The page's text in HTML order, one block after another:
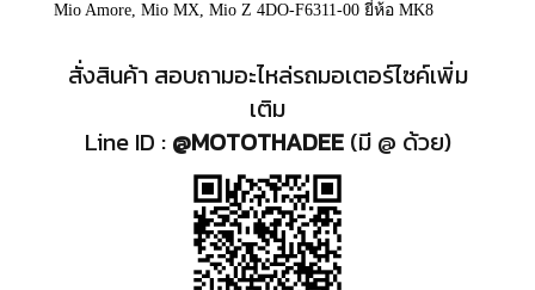
Mio Amore, Mio MX, Mio Z 4DO-F6311-00 ยี่ห้อ MK8
สั่งสินค้า สอบถามอะไหล่รถมอเตอร์ไซค์เพิ่ม
เติม
Line ID : @MOTOTHADEE(มี @ ด้วย)